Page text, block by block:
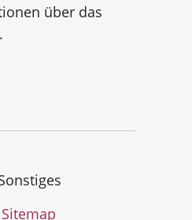
über das
Sitemap